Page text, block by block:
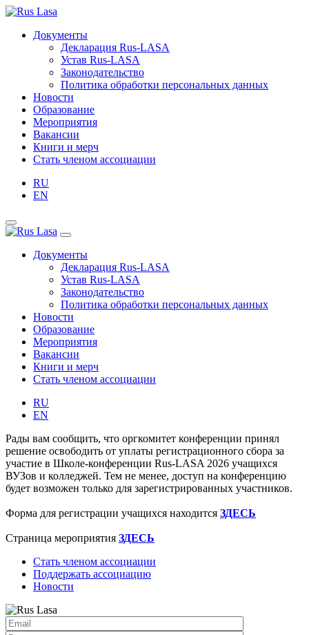
Документы
Декларация Rus-LASA
Устав Rus-LASA
Законодательство
Политика обработки персональных данных
Новости
Образование
Мероприятия
Вакансии
Книги и мерч
Стать членом ассоциации
RU
EN
Документы
Декларация Rus-LASA
Устав Rus-LASA
Законодательство
Политика обработки персональных данных
Новости
Образование
Мероприятия
Вакансии
Книги и мерч
Стать членом ассоциации
RU
EN
Рады вам сообщить, что оргкомитет конференции принял
решение освободить от уплаты регистрационного сбора за
участие в Школе-конференции Rus-LASA 2026 учащихся
ВУЗов и колледжей. Тем не менее, доступ на конференцию
будет возможен только для зарегистрированных участников.
Форма для регистрации учащихся находится ЗДЕСЬ
Страница мероприятия ЗДЕСЬ
Стать членом ассоциации
Поддержать ассоциацию
Новости